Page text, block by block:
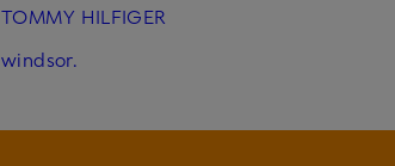
TOMMY HILFIGER
windsor.